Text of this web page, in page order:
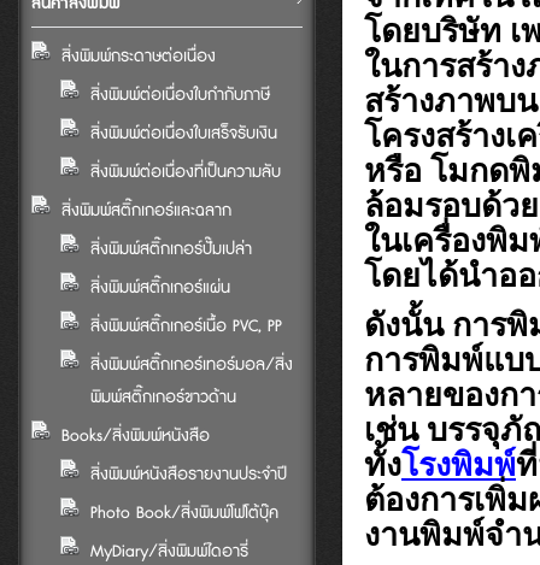
สิ่งพิมพ์กระดาษต่อเนื่อง
สิ่งพิมพ์ต่อเนื่องใบกำกับภาษี
สิ่งพิมพ์ต่อเนื่องใบเสร็จรับเงิน
สิ่งพิมพ์ต่อเนื่องที่เป็นความลับ
สิ่งพิมพ์สติ๊กเกอร์และฉลาก
สิ่งพิมพ์สติ๊กเกอร์ปั๊มเปล่า
สิ่งพิมพ์สติ๊กเกอร์แผ่น
สิ่งพิมพ์สติ๊กเกอร์เนื้อ PVC, PP
สิ่งพิมพ์สติ๊กเกอร์เทอร์มอล/สิ่ง
พิมพ์สติ๊กเกอร์ขาวด้าน
Books/สิ่งพิมพ์หนังสือ
สิ่งพิมพ์หนังสือรายงานประจำปี
Photo Book/สิ่งพิมพ์โฟโต้บุ๊ค
MyDiary/สิ่งพิมพ์ไดอารี่
โดยบริษัท เ
ในการสร้า
สร้างภาพบ
โครงสร้าง
หรือ โมกด
ล้อมรอบด้ว
ในเครื่องพิ
โดยได้นำอ
ดังนั้น การพิ
การพิมพ์แบ
หลายของก
เช่น บรรจุ
ทั้งโรงพิมพ์
ต้องการเพิ่
งานพิมพ์จำ